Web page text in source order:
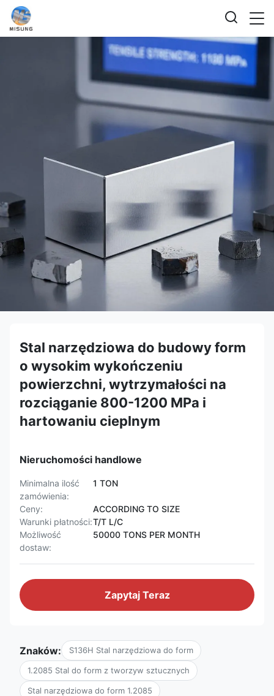
Stal narzędziowa do budowy form
o wysokim wykończeniu
powierzchni, wytrzymałości na
rozciąganie 800-1200 MPa i
hartowaniu cieplnym
Nieruchomości handlowe
Minimalna ilość
zamówienia:
1 TON
Ceny:
ACCORDING TO SIZE
Warunki płatności:T/T L/C
Możliwość
dostaw:
50000 TONS PER MONTH
Zapytaj Teraz
Znaków: S136H Stal narzędziowa do form
1.2085 Stal do form z tworzyw sztucznych
Stal narzędziowa do form 1.2085